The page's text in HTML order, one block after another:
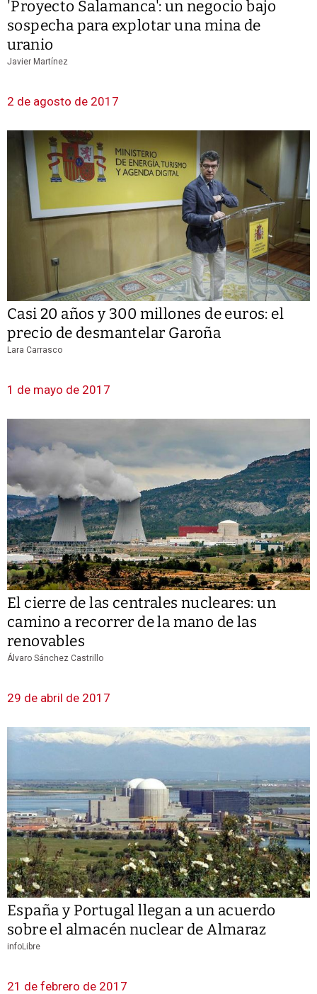
'Proyecto Salamanca': un negocio bajo
sospecha para explotar una mina de
uranio
Javier Martínez
2 de agosto de 2017
Casi 20 años y 300 millones de euros: el
precio de desmantelar Garoña
Lara Carrasco
1 de mayo de 2017
El cierre de las centrales nucleares: un
camino a recorrer de la mano de las
renovables
Álvaro Sánchez Castrillo
29 de abril de 2017
España y Portugal llegan a un acuerdo
sobre el almacén nuclear de Almaraz
infoLibre
21 de febrero de 2017